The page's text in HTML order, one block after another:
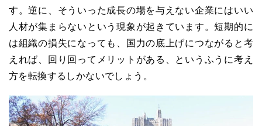
す。逆に、そういった成長の場を与えない企業にはいい
人材が集まらないという現象が起きています。短期的に
は組織の損失になっても、国力の底上げにつながると考
えれば、回り回ってメリットがある、というふうに考え
方を転換するしかないでしょう。